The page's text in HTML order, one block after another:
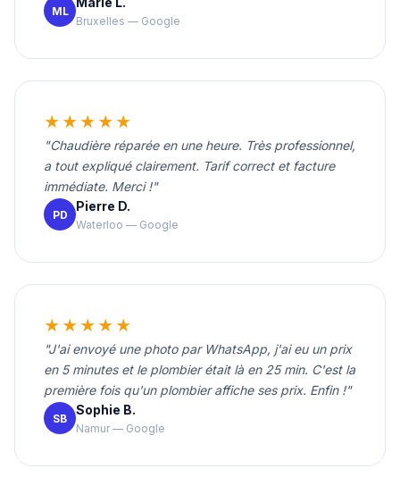
ML
Bruxelles — Google
★★★★★
"Chaudière réparée en une heure. Très professionnel,
a tout expliqué clairement. Tarif correct et facture
immédiate. Merci !"
PD
Pierre D.
Waterloo — Google
★★★★★
"J'ai envoyé une photo par WhatsApp, j'ai eu un prix
en 5 minutes et le plombier était là en 25 min. C'est la
première fois qu'un plombier affiche ses prix. Enfin !"
SB
Sophie B.
Namur — Google